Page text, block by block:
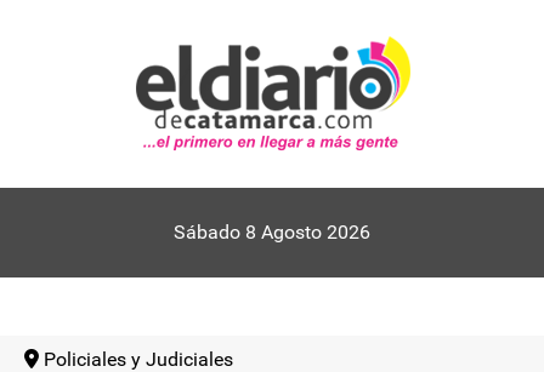
Sábado 8 Agosto 2026
Policiales y Judiciales